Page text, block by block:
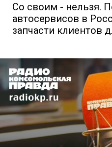
Со своим - нельзя.
автосервисов в
запчасти клиентов